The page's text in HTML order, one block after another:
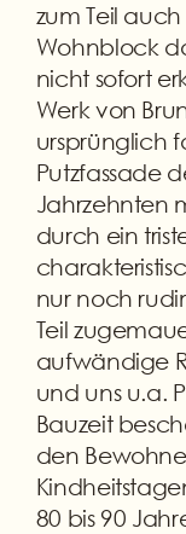
zum Teil
Wohnblock
nicht sofort
Werk von
ursprünglich
Putzfassade
Jahrzehnten
durch ein
nur noch
Teil
aufwändige
und uns u.a.
Bauzeit
den
80 bis 90